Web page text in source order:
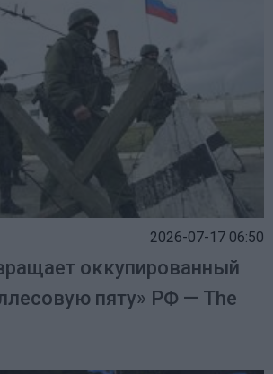
2026-07-17 06:50
оккупированный
пяту» РФ — The